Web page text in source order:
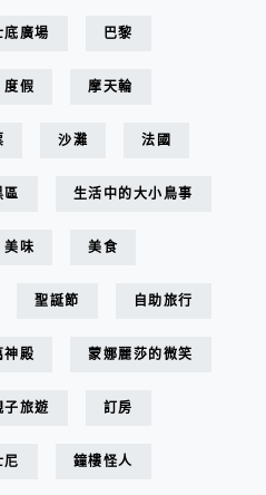
底廣場 巴黎
度假 摩天輪
沙灘 法國
區 生活中的大小鳥事
美味 美食
聖誕節 自助旅行
神殿 蒙娜麗莎的微笑
子旅遊 訂房
尼 鐘樓怪人